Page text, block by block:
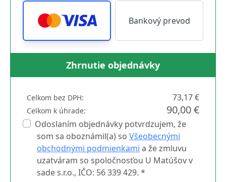
Bankový prevod
Zhrnutie objednávky
Celkom bez DPH: 73,17 €
Celkom k úhrade: 90,00 €
Odoslaním objednávky potvrdzujem, že
som sa oboznámil(a) so Všeobecnými
obchodnými podmienkami a že zmluvu
uzatváram so spoločnosťou U Matúšov v
sade s.r.o., IČO: 56 339 429. *